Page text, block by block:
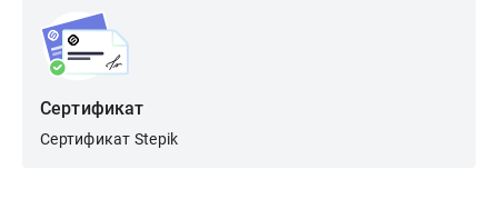
Сертификат
Сертификат Stepik